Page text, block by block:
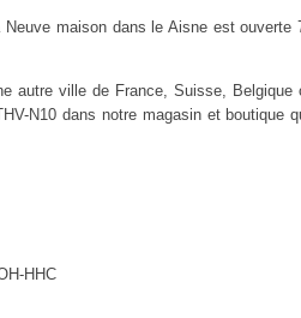
Neuve maison dans le Aisne est
autre ville de France, Suisse,
N10 dans notre magasin et boutique
HHC